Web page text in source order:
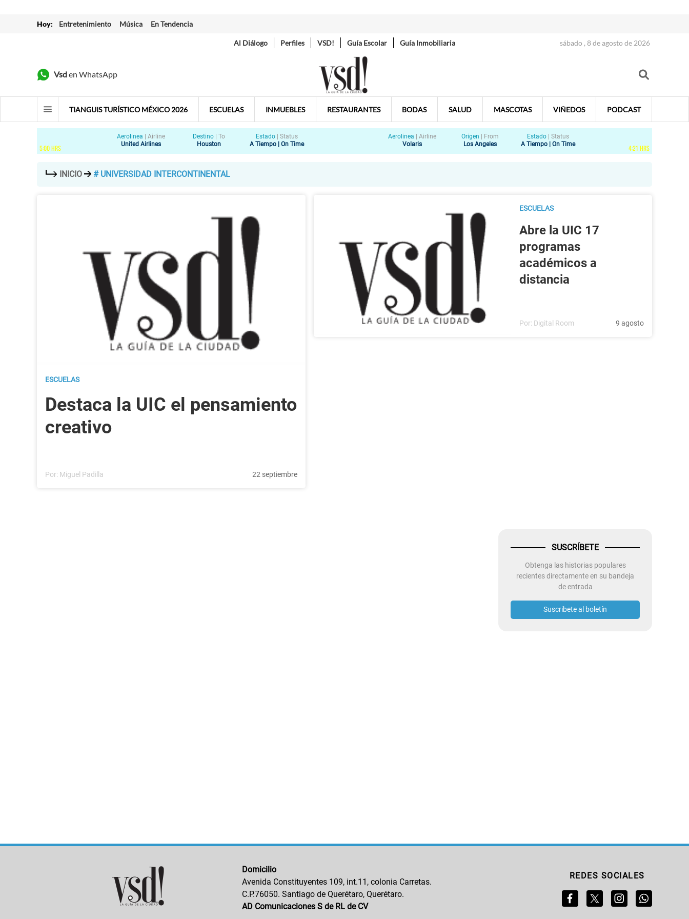
Hoy: Entretenimiento Música En Tendencia
Al Diálogo Perfiles VSD! Guía Escolar Guía Inmobiliaria sábado , 8 de agosto de 2026
Vsden WhatsApp
TIANGUIS TURÍSTICO MÉXICO 2026 ESCUELAS INMUEBLES RESTAURANTES BODAS SALUD MASCOTAS VIÑEDOS PODCAST
5:00HRS
Aerolinea
Airline
United Airlines
Destino
To
Houston
Estado
Status
A Tiempo | On Time
Aerolinea
Airline
Volaris
Origen
From
Los Angeles
Estado
Status
A Tiempo | On Time
4:21 HRS
INICIO # UNIVERSIDAD INTERCONTINENTAL
ESCUELAS
Destaca la UIC el pensamiento
creativo
Por: Miguel Padilla 22 septiembre
ESCUELAS
Abre la UIC 17
programas
académicos a
distancia
Por: Digital Room 9 agosto
SUSCRÍBETE
Obtenga las historias populares
recientes directamente en su bandeja
de entrada
Suscribete al boletín
Domicilio
Avenida Constituyentes 109, int.11, colonia Carretas.
C.P.76050. Santiago de Querétaro, Querétaro.
AD Comunicaciones S de RL de CV
REDES SOCIALES